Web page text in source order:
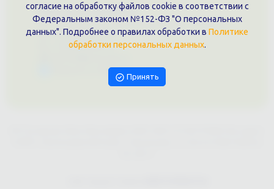
Контакты филиала
г. Краснодар, ул. Шоссе Нефтяников, 28, оф. 51
+7 (861)202-09-02
+7 (909)466-00-16
Написать в Telegram
согласие на обработку файлов cookie в соответствии с
Федеральным законом №152-ФЗ "О персональных
данных". Подробнее о правилах обработки в Политике
обработки персональных данных.
Принять